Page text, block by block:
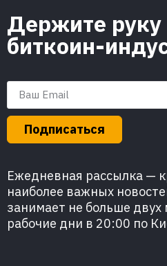
Держите руку
биткоин-
Подписаться
Ежедневная рассылка —
наиболее важных
занимает не больше
рабочие дни в 20:00 по